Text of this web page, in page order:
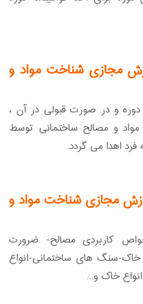
مجازی شناخت مواد و
و در صورت قبولی در آن ،
مواد و مصالح ساختمانی توسط
مجازی شناخت مواد و
کاربردی مصالح- ضرورت
سنگ های ساختمانی-انواع
خاک و...